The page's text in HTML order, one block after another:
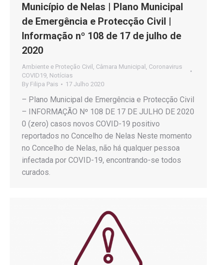
Município de Nelas | Plano Municipal
de Emergência e Protecção Civil |
Informação nº 108 de 17 de julho de
2020
Ambiente e Proteção Civil Câmara Municipal Coronavirus
COVID19 Notícias
By Filipa Pais 17 Julho 2020
– Plano Municipal de Emergência e Protecção Civil
– INFORMAÇÃO Nº 108 DE 17 DE JULHO DE 2020
0 (zero) casos novos COVID-19 positivo
reportados no Concelho de Nelas Neste momento
no Concelho de Nelas, não há qualquer pessoa
infectada por COVID-19, encontrando-se todos
curados.